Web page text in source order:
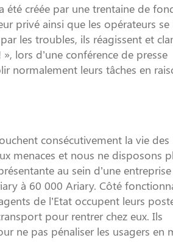
créée par une trentaine de
privé ainsi que les opérateurs se
les troubles, ils réagissent et
lors d’une conférence de presse
normalement leurs tâches en
consécutivement la vie des
menaces et nous ne disposons
au sein d’une entreprise
à 60 000 Ariary. Côté
de l’Etat occupent leurs
pour rentrer chez eux. Ils
ne pas pénaliser les usagers en